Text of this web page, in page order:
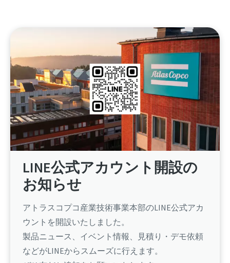
LINE公式アカウント開設の
お知らせ
アトラスコプコ産業技術事業本部のLINE公式アカ
ウントを開設いたしました。
製品ニュース、イベント情報、見積り・デモ依頼
などがLINEからスムーズに行えます。